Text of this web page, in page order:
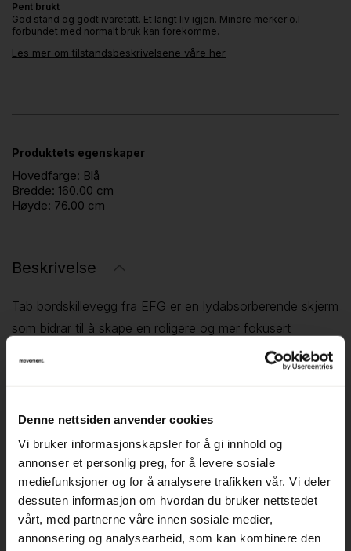
Denne nettsiden anvender cookies
Vi bruker informasjonskapsler for å gi innhold og
annonser et personlig preg, for å levere sosiale
mediefunksjoner og for å analysere trafikken vår. Vi deler
dessuten informasjon om hvordan du bruker nettstedet
vårt, med partnerne våre innen sosiale medier,
annonsering og analysearbeid, som kan kombinere den
Pent brukt
God stand og godt ivaretatt. Et langt liv igjen. Mindre merker o.l
forbundet med normalt bruk kan forekomme.
Les mer om tilstandsbeskrivelsene våre her
Produktets egenskaper
Hovedfarge: Blå
Bredde: 160.00 cm
Høyde: 76.00 cm
Beskrivelse
Tab bordskillevegg fra EFG er en lydabsorberende skjerm
som bidrar til å skape en roligere og mer fokusert
arbeidsplass. Med sitt enkle og moderne design passer
den godt inn i åpne kontorlandskap og individuelle
Skjermen er konstruert med en 15 mm trefiberplatekjerne,
dekket med 20 mm kaldskum og trukket i tekstil, noe som
gir gode lydabsorberende egenskaper. Den leveres med
to eller tre monteringsbeslag, avhengig av lengden, for
enkel montering på skrivebordet. ￼
▪ Lydabsorberende konstruksjon – Forbedrer akustikken i